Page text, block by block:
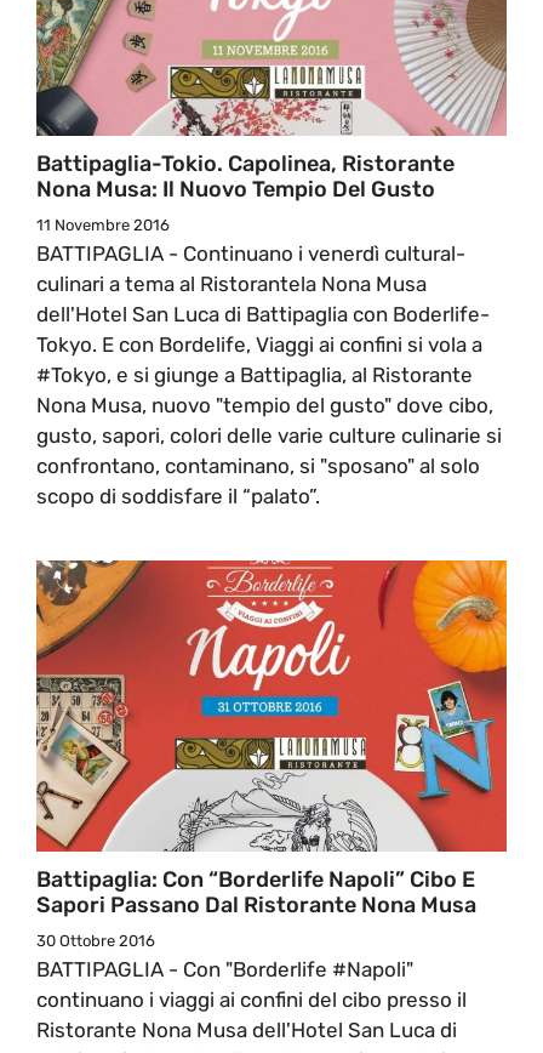
Battipaglia-Tokio. Capolinea, Ristorante
Nona Musa: Il Nuovo Tempio Del Gusto
11 Novembre 2016
BATTIPAGLIA - Continuano i venerdì cultural-
culinari a tema al Ristorantela Nona Musa
dell'Hotel San Luca di Battipaglia con Boderlife-
Tokyo. E con Bordelife, Viaggi ai confini si vola a
#Tokyo, e si giunge a Battipaglia, al Ristorante
Nona Musa, nuovo "tempio del gusto" dove cibo,
gusto, sapori, colori delle varie culture culinarie si
confrontano, contaminano, si "sposano" al solo
scopo di soddisfare il “palato”.
Battipaglia: Con “Borderlife Napoli” Cibo E
Sapori Passano Dal Ristorante Nona Musa
30 Ottobre 2016
BATTIPAGLIA - Con "Borderlife #Napoli"
continuano i viaggi ai confini del cibo presso il
Ristorante Nona Musa dell'Hotel San Luca di